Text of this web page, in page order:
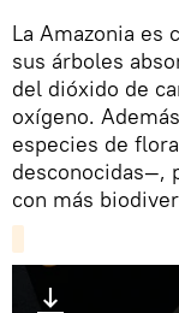
La Amazonia es
sus árboles
del dióxido de
oxígeno.
especies de
desconocidas—,
con más